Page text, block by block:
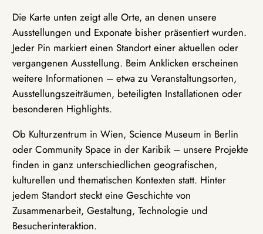
Die Karte unten zeigt alle Orte, an denen unsere
Ausstellungen und Exponate bisher präsentiert wurden.
Jeder Pin markiert einen Standort einer aktuellen oder
vergangenen Ausstellung. Beim Anklicken erscheinen
weitere Informationen – etwa zu Veranstaltungsorten,
Ausstellungszeiträumen, beteiligten Installationen oder
besonderen Highlights.
Ob Kulturzentrum in Wien, Science Museum in Berlin
oder Community Space in der Karibik – unsere Projekte
finden in ganz unterschiedlichen geografischen,
kulturellen und thematischen Kontexten statt. Hinter
jedem Standort steckt eine Geschichte von
Zusammenarbeit, Gestaltung, Technologie und
Besucherinteraktion.